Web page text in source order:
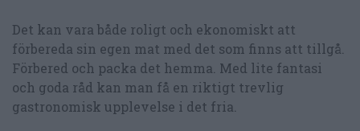
Det kan vara både roligt och ekonomiskt att
förbereda sin egen mat med det som finns att tillgå.
Förbered och packa det hemma. Med lite fantasi
och goda råd kan man få en riktigt trevlig
gastronomisk upplevelse i det fria.